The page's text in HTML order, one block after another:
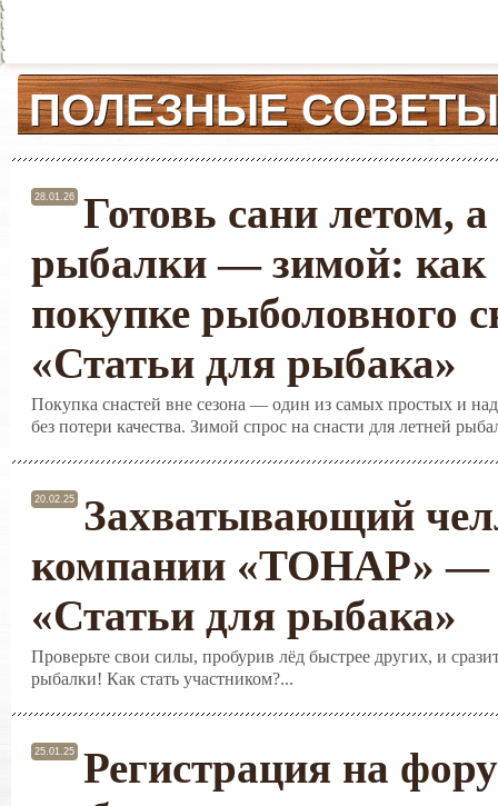
ПОЛЕЗНЫЕ СОВЕТЫ
28.01.26
Готовь сани летом,
рыбалки — зимой: как
покупке рыболовного
«Статьи для рыбака»
Покупка снастей вне сезона — один из самых простых и
без потери качества. Зимой спрос на снасти для летней
20.02.25
Захватывающий
компании «ТОНАР» —
«Статьи для рыбака»
Проверьте свои силы, пробурив лёд быстрее других, и
рыбалки! Как стать участником?...
25.01.25
Регистрация на